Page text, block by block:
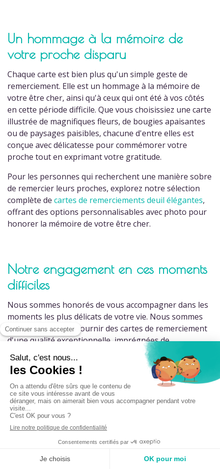
(19
Un hommage à la mémoire de
votre proche disparu
Chaque carte est bien plus qu'un simple geste de
remerciement. Elle est un hommage à la mémoire de
votre être cher, ainsi qu'à ceux qui ont été à vos côtés
en cette période difficile. Que vous choisissiez une carte
illustrée de magnifiques fleurs, de bougies apaisantes
ou de paysages paisibles, chacune d'entre elles est
conçue avec délicatesse pour commémorer votre
proche tout en exprimant votre gratitude.
Pour les personnes qui recherchent une manière sobre
de remercier leurs proches, explorez notre sélection
complète de cartes de remerciements deuil élégantes,
offrant des options personnalisables avec photo pour
honorer la mémoire de votre être cher.
Notre engagement en ces moments
difficiles
Nous sommes honorés de vous accompagner dans les
moments les plus délicats de votre vie. Nous sommes
déterminés à vous fournir des cartes de remerciement
d'une qualité exceptionnelle, imprégnées de
compassion et de respect. Chacun de nos produits est
soigneusement conçu et imprimé, car nous
comprenons à quel point chaque carte revêt une
importance particulière pour vous.
Notre soutien tout au long du
processus